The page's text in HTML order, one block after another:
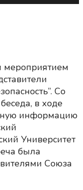
Со
в ходе
информацию
Университет
была
Союза